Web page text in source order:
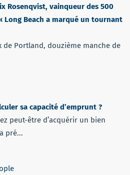
Rosenqvist, vainqueur des 500
Long Beach a marqué un tournant
de Portland, douzième manche de
sa capacité d’emprunt ?
peut-être d’acquérir un bien
pré...